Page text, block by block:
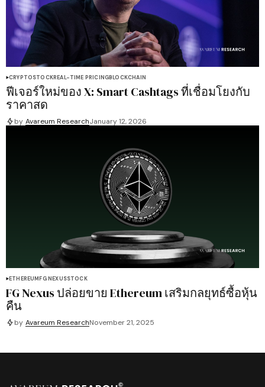
CRYPTOSTOCKREAL-TIME PRICINGBLOCKCHAIN
ฟีเจอร์ใหม่ของ X: Smart Cashtags ที่เชื่อมโยงกับ
ราคาสด
by Avareum ResearchJanuary 12, 2026
ETHEREUM FG NEXUSSTOCK
FG Nexus ปล่อยขาย Ethereum เสริมกลยุทธ์ซื้อหุ้น
คืน
by Avareum ResearchNovember 21, 2025